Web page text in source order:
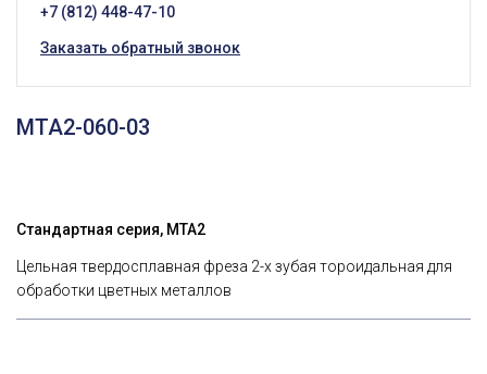
MTA2-060-03
Стандартная серия, MTA2
Цельная твердосплавная фреза 2-х зубая тороидальная для
обработки цветных металлов
+7 (812) 448-47-10
Заказать обратный звонок